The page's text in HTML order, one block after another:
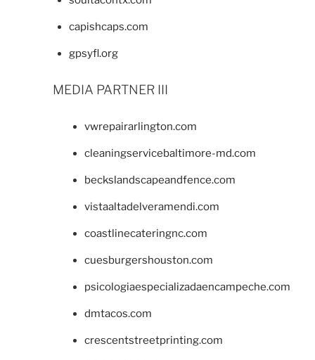
capishcaps.com
gpsyfl.org
MEDIA PARTNER III
vwrepairarlington.com
cleaningservicebaltimore-md.com
beckslandscapeandfence.com
vistaaltadelveramendi.com
coastlinecateringnc.com
cuesburgershouston.com
psicologiaespecializadaencampeche.com
dmtacos.com
crescentstreetprinting.com